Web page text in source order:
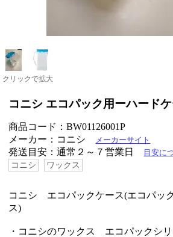
クリックで拡大
コニシ エコパック用ーハード
商品コード：BW01126001P
メーカー：コニシ
メーカーサイト
発送目安：通常２～７営業日 目安に
コニシ ワックス
コニシ エコパックケース(エコパッ
ス)
・コニシのワックス エコパックシ